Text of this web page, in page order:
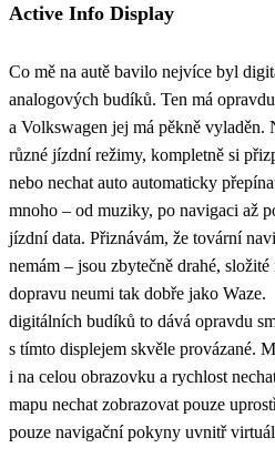
Active Info Display
Co mě na autě bavilo nejvíce byl
analogových budíků. Ten má
a Volkswagen jej má pěkně vyladěn.
různé jízdní režimy, kompletně si
nebo nechat auto automaticky
mnoho – od muziky, po navigaci až
jízdní data. Přiznávám, že tovární
nemám – jsou zbytečně drahé,
dopravu neumi tak dobře jako Waze.
digitálních budíků to dává opravdu
s tímto displejem skvěle provázané.
i na celou obrazovku a rychlost
mapu nechat zobrazovat pouze
pouze navigační pokyny uvnitř